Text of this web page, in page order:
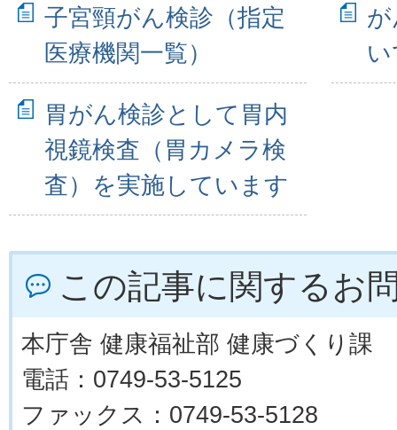
子宮頸がん検診（指定
医療機関一覧）
胃がん検診として胃内
視鏡検査（胃カメラ検
査）を実施しています
この記事に関するお
本庁舎 健康福祉部 健康づくり課
電話：0749-53-5125
ファックス：0749-53-5128